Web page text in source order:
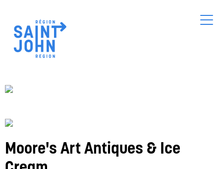
main
content
Moore's Art Antiques & Ice